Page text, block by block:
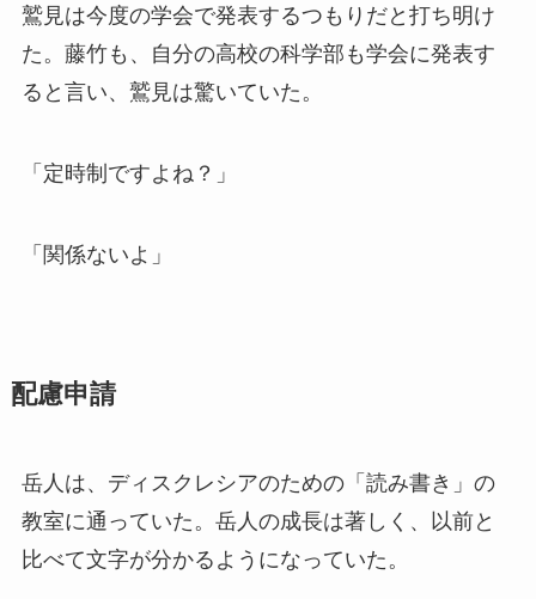
鷲見は今度の学会で発表するつもりだと打ち明け
た。藤竹も、自分の高校の科学部も学会に発表す
ると言い、鷲見は驚いていた。
「定時制ですよね？」
「関係ないよ」
配慮申請
岳人は、ディスクレシアのための「読み書き」の
教室に通っていた。岳人の成長は著しく、以前と
比べて文字が分かるようになっていた。